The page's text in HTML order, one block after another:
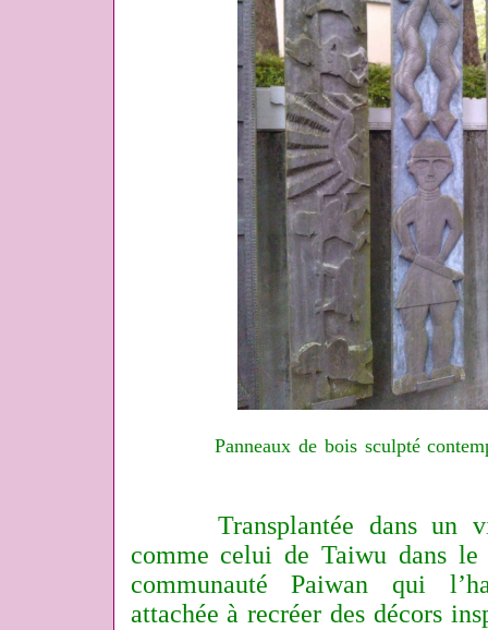
Panneaux de bois sculpté
Transplantée dans un
comme celui de Taiwu dans
communauté Paiwan qui
attachée à recréer des décors